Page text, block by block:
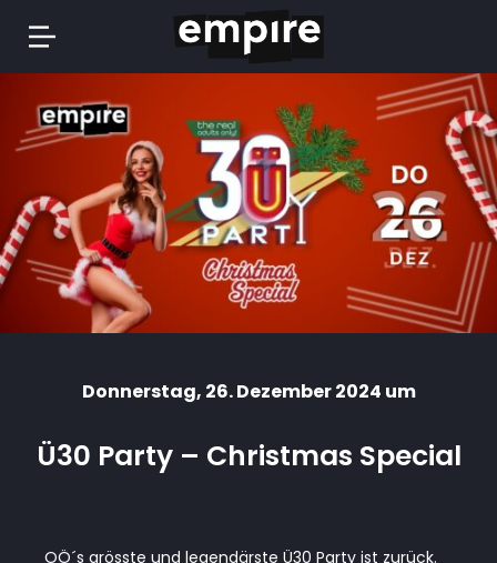
Inhalt
Donnerstag, 26. Dezember 2024 um
Ü30 Party – Christmas Special
OÖ´s grösste und legendärste Ü30 Party ist zurück.